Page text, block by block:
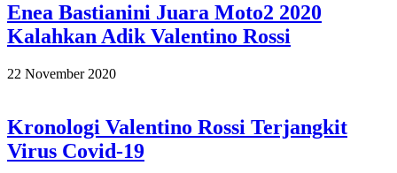
Enea Bastianini Juara Moto2 2020
Kalahkan Adik Valentino Rossi
2020-
22 November 2020
Kronologi Valentino Rossi Terjangkit
Virus Covid-19